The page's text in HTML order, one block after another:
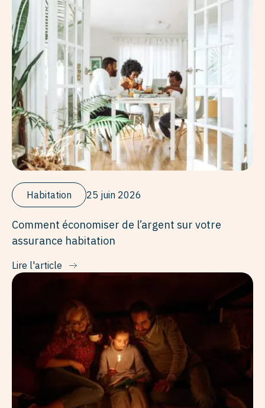
Habitation 25 juin 2026
Comment économiser de l’argent sur votre
assurance habitation
Lire l'article